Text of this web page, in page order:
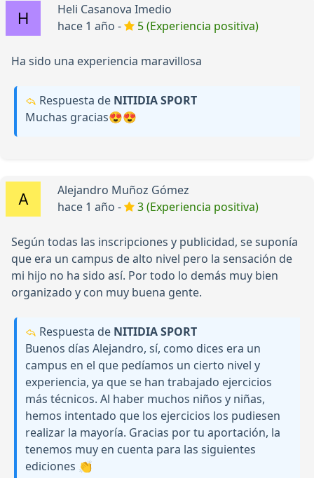
Heli Casanova Imedio
hace 1 año -
5 (Experiencia positiva)
Ha sido una experiencia maravillosa
Respuesta de NITIDIA SPORT
Muchas gracias😍😍
Alejandro Muñoz Gómez
hace 1 año -
3 (Experiencia positiva)
Según todas las inscripciones y publicidad, se suponía
que era un campus de alto nivel pero la sensación de
mi hijo no ha sido así. Por todo lo demás muy bien
organizado y con muy buena gente.
Respuesta de NITIDIA SPORT
Buenos días Alejandro, sí, como dices era un
campus en el que pedíamos un cierto nivel y
experiencia, ya que se han trabajado ejercicios
más técnicos. Al haber muchos niños y niñas,
hemos intentado que los ejercicios los pudiesen
realizar la mayoría. Gracias por tu aportación, la
tenemos muy en cuenta para las siguientes
ediciones 👏